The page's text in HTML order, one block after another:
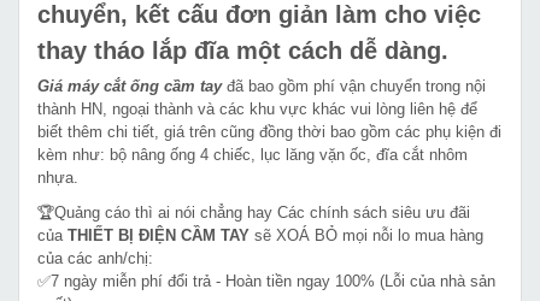
chuyển, kết cấu đơn giản làm cho việc
thay tháo lắp đĩa một cách dễ dàng.
Giá máy cắt ống cầm tayđã bao gồm phí vận chuyển trong nội
thành HN, ngoại thành và các khu vực khác vui lòng liên hệ để
biết thêm chi tiết, giá trên cũng đồng thời bao gồm các phụ kiện đi
kèm như: bộ nâng ống 4 chiếc, lục lăng vặn ốc, đĩa cắt nhôm
nhựa.
🏆Quảng cáo thì ai nói chẳng hay Các chính sách siêu ưu đãi
của THIẾT BỊ ĐIỆN CẦM TAY sẽ XOÁ BỎ mọi nỗi lo mua hàng
của các anh/chị:
✅7 ngày miễn phí đổi trả - Hoàn tiền ngay 100% (Lỗi của nhà sản